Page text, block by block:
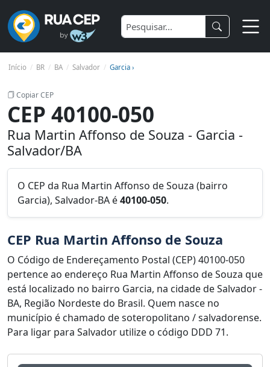
Início BR BA Salvador Garcia ›
Copiar CEP
CEP 40100-050
Rua Martin Affonso de Souza - Garcia -
Salvador/BA
O CEP da Rua Martin Affonso de Souza (bairro
Garcia), Salvador-BA é40100-050.
CEP Rua Martin Affonso de Souza
O Código de Endereçamento Postal (CEP) 40100-050
pertence ao endereço Rua Martin Affonso de Souza que
está localizado no bairro Garcia, na cidade de Salvador -
BA, Região Nordeste do Brasil. Quem nasce no
município é chamado de soteropolitano / salvadorense.
Para ligar para Salvador utilize o código DDD 71.